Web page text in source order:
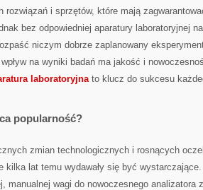
rozwiązań i sprzętów, które mają
bez odpowiedniej aparatury laboratoryjnej
niczym dobrze zaplanowany
na wyniki badań ma jakość i
laboratoryjnato klucz do sukcesu
popularność?
zmian technologicznych i rosnących
kilka lat temu wydawały się być
manualnej wagi do nowoczesnego